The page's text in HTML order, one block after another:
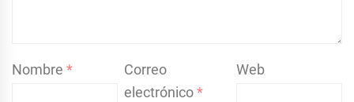
Nombre *
Correo
electrónico*
Web